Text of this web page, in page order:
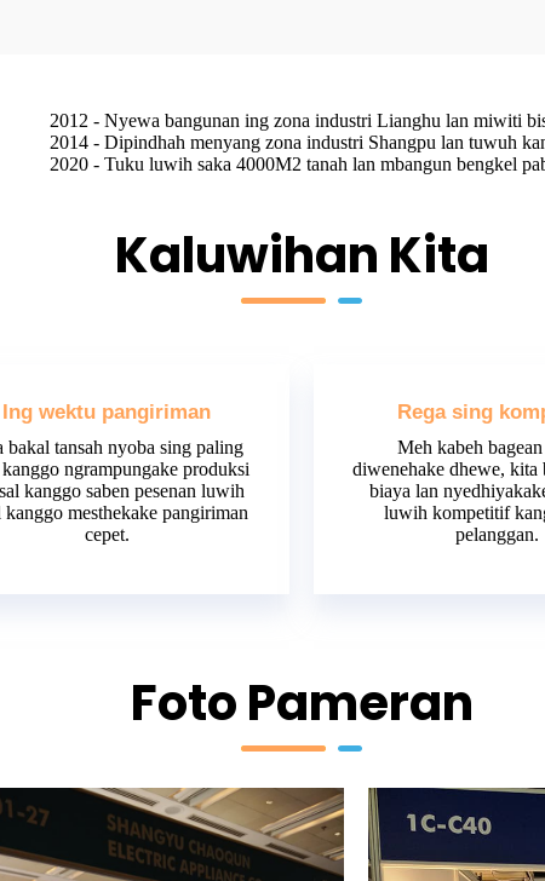
2012 - Nyewa bangunan ing zona industri Lianghu lan miwiti
2014 - Dipindhah menyang zona industri Shangpu lan tuwuh
2020 - Tuku luwih saka 4000M2 tanah lan mbangun bengkel
Kaluwihan Kita
Ing wektu pangiriman
bakal tansah nyoba sing paling
ngrampungake produksi
kanggo saben pesenan luwih
kanggo mesthekake pangiriman
cepet.
Rega sing
Meh kabeh
diwenehake dhewe, kita
biaya lan
luwih kompetitif
pelanggan.
Foto Pameran